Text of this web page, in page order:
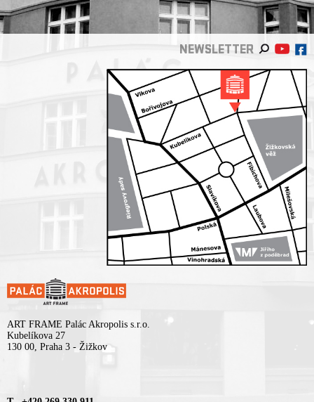
NEWSLETTER
ART FRAME Palác Akropolis s.r.o.
Kubelíkova 27
130 00, Praha 3 - Žižkov